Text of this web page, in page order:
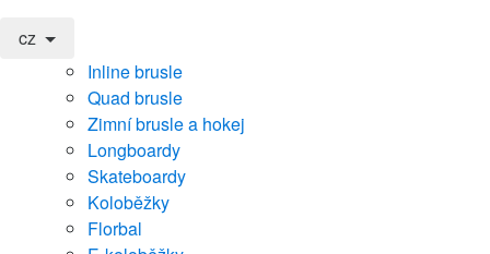
cz
Inline brusle
Quad brusle
Zimní brusle a hokej
Longboardy
Skateboardy
Koloběžky
Florbal